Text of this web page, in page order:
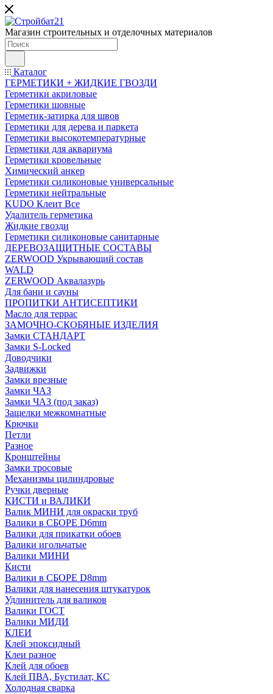
Магазин строительных и отделочных материалов
Каталог
ГЕРМЕТИКИ + ЖИДКИЕ ГВОЗДИ
Герметики акриловые
Герметики шовные
Герметик-затирка для швов
Герметики для дерева и паркета
Герметики высокотемпературные
Герметики для аквариума
Герметики кровельные
Химический анкер
Герметики силиконовые универсальные
Герметики нейтральные
KUDO Клеит Все
Удалитель герметика
Жидкие гвозди
Герметики силиконовые санитарные
ДЕРЕВОЗАЩИТНЫЕ СОСТАВЫ
ZERWOOD Укрывающий состав
WALD
ZERWOOD Аквалазурь
Для бани и сауны
ПРОПИТКИ АНТИСЕПТИКИ
Масло для террас
ЗАМОЧНО-СКОБЯНЫЕ ИЗДЕЛИЯ
Замки СТАНДАРТ
Замки S-Locked
Доводчики
Задвижки
Замки врезные
Замки ЧАЗ
Замки ЧАЗ (под заказ)
Защелки межкомнатные
Крючки
Петли
Разное
Кронштейны
Замки тросовые
Механизмы цилиндровые
Ручки дверные
КИСТИ и ВАЛИКИ
Валик МИНИ для окраски труб
Валики в СБОРЕ D6mm
Валики для прикатки обоев
Валики игольчатые
Валики МИНИ
Кисти
Валики в СБОРЕ D8mm
Валики для нанесения штукатурок
Удлинитель для валиков
Валики ГОСТ
Валики МИДИ
КЛЕИ
Клей эпоксидный
Клеи разное
Клей для обоев
Клей ПВА, Бустилат, КС
Холодная сварка